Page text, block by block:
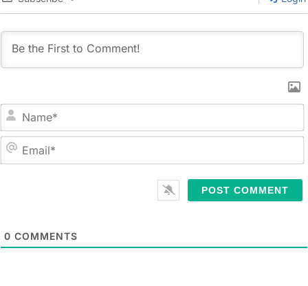
N
m
*0 COMMENTS